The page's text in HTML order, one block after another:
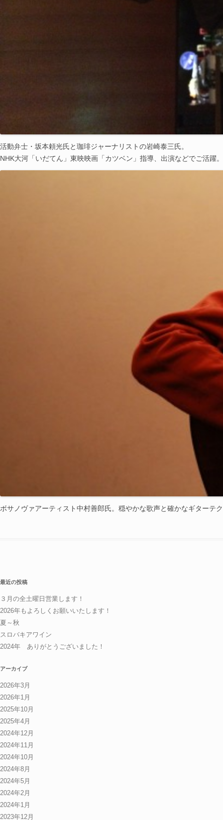
活動弁士・坂本頼光氏と珈琲ジャーナリストの岩崎泰三氏。
NHK大河「いだてん」東映映画「カツベン」指導、出演などでご活躍。
ボサノヴァアーティスト中村善郎氏。穏やかな歌声と確かなギターテ
最近の投稿
３月の全土曜日営業します！
2026年もよろしくお願いいたします！
夏～秋
スロバキアワイン
2024年 ありがとうございました！
アーカイブ
2026年3月
2026年1月
2025年10月
2025年4月
2024年12月
2024年11月
2024年10月
2024年8月
2024年5月
2024年2月
2024年1月
2023年12月